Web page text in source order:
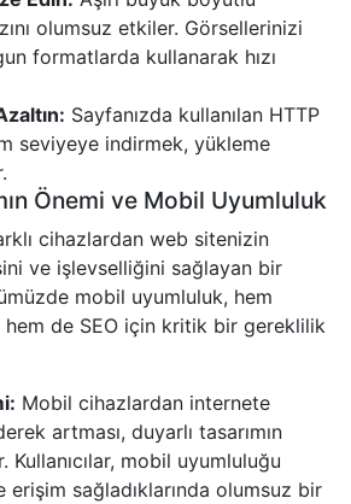
olumsuz etkiler. Görsellerinizi
formatlarda kullanarak hızı
Sayfanızda kullanılan HTTP
seviyeye indirmek, yükleme
Önemi ve Mobil Uyumluluk
cihazlardan web sitenizin
ve işlevselliğini sağlayan bir
mobil uyumluluk, hem
hem de SEO için kritik bir gereklilik
Mobil cihazlardan internete
artması, duyarlı tasarımın
Kullanıcılar, mobil uyumluluğu
sağladıklarında olumsuz bir